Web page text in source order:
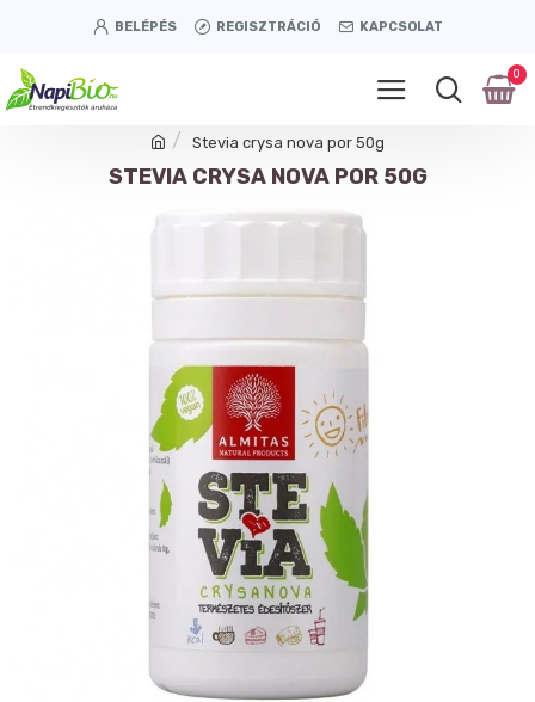
BELÉPÉS REGISZTRÁCIÓ KAPCSOLAT
0
Stevia crysa nova por 50g
STEVIA CRYSA NOVA POR 50G